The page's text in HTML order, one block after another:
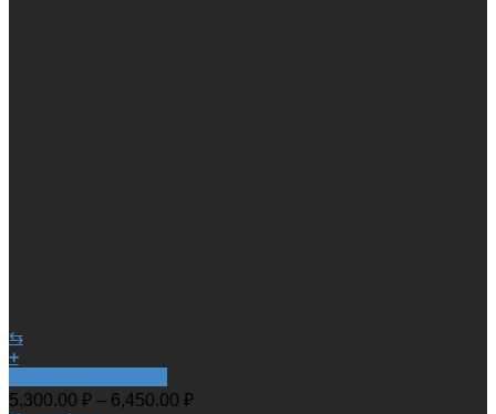
⇆
+
5,300.00 ₽ – 6,450.00 ₽